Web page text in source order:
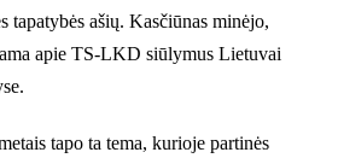
tapatybės ašių. Kasčiūnas minėjo,
apie TS-LKD siūlymus Lietuvai
tapo ta tema, kurioje partinės